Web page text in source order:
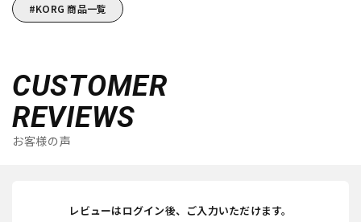
KORG 商品一覧
CUSTOMER
REVIEWS
お客様の声
レビューはログイン後、ご入力いただけます。